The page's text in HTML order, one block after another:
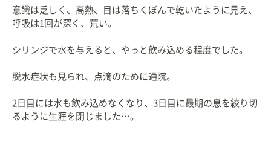
意識は乏しく、高熱、目は落ちくぼんで乾いたように見え、
呼吸は1回が深く、荒い。
シリンジで水を与えると、やっと飲み込める程度でした。
脱水症状も見られ、点滴のために通院。
2日目には水も飲み込めなくなり、3日目に最期の息を絞り切
るように生涯を閉じました…。